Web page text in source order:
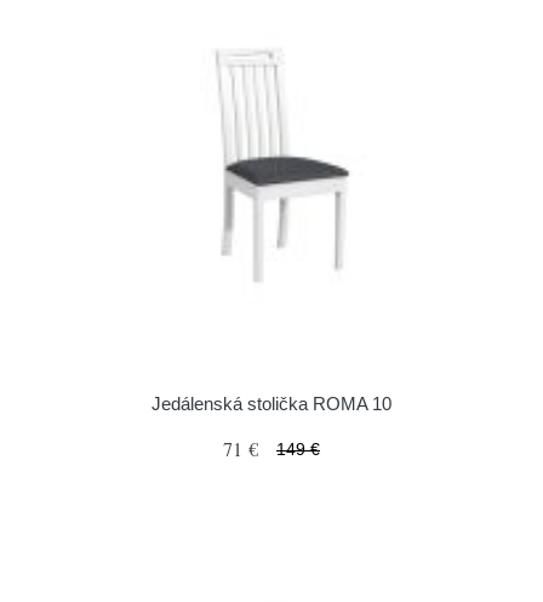
Jedálenská stolička ROMA 10
71 € 149 €